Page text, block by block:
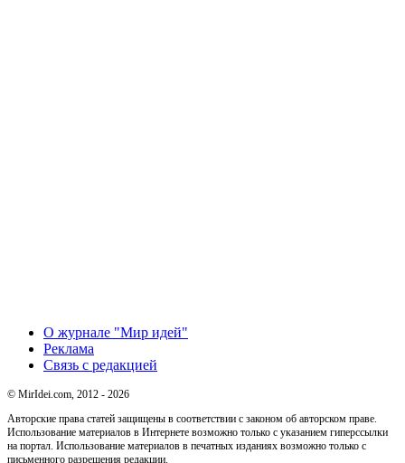
О журнале "Мир идей"
Реклама
Связь с редакцией
© MirIdei.com, 2012 - 2026
Авторские права статей защищены в соответствии с законом об авторском праве.
Использование материалов в Интернете возможно только с указанием гиперссылки
на портал. Использование материалов в печатных изданиях возможно только с
письменного разрешения редакции.